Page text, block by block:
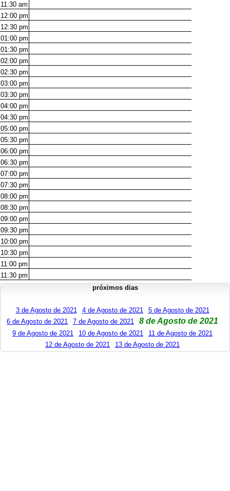
11:30 am
12:00 pm
12:30 pm
01:00 pm
01:30 pm
02:00 pm
02:30 pm
03:00 pm
03:30 pm
04:00 pm
04:30 pm
05:00 pm
05:30 pm
06:00 pm
06:30 pm
07:00 pm
07:30 pm
08:00 pm
08:30 pm
09:00 pm
09:30 pm
10:00 pm
10:30 pm
11:00 pm
11:30 pm
próximos dias
3 de Agosto de 2021 4 de Agosto de 2021
5 de Agosto de 2021
6 de Agosto de 2021
7 de Agosto de 2021 8 de Agosto de 2021
9 de Agosto de 2021 10 de Agosto de 2021
11 de Agosto de 2021
12 de Agosto de 2021
13 de Agosto de 2021